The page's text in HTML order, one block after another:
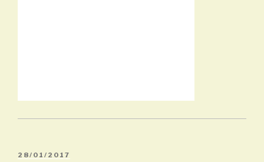
OBJAVLJENO
28/01/2017